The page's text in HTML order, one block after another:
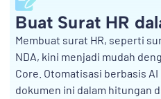
Buat Surat HR
Membuat surat HR, seperti
NDA, kini menjadi mudah
Core. Otomatisasi berbasis
dokumen ini dalam hitungan